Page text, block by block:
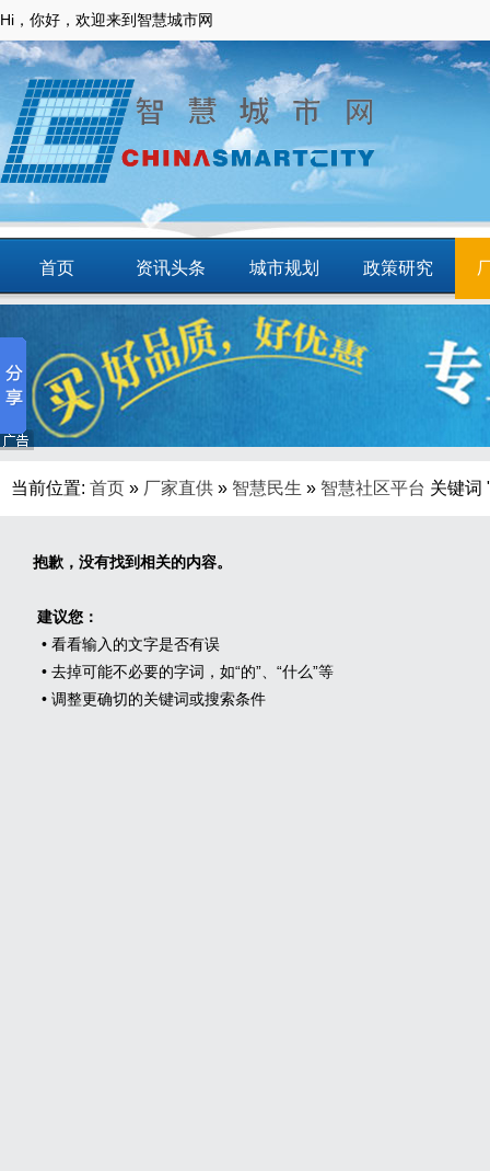
Hi，你好，欢迎来到智慧城市网
首页 资讯头条 城市规划 政策研究
智慧应用 商圈
当前位置: 首页 » 厂家直供 » 智慧民生 » 智慧社区平台 关键词
抱歉，没有找到相关的内容。
建议您：
• 看看输入的文字是否有误
• 去掉可能不必要的字词，如“的”、“什么”等
• 调整更确切的关键词或搜索条件